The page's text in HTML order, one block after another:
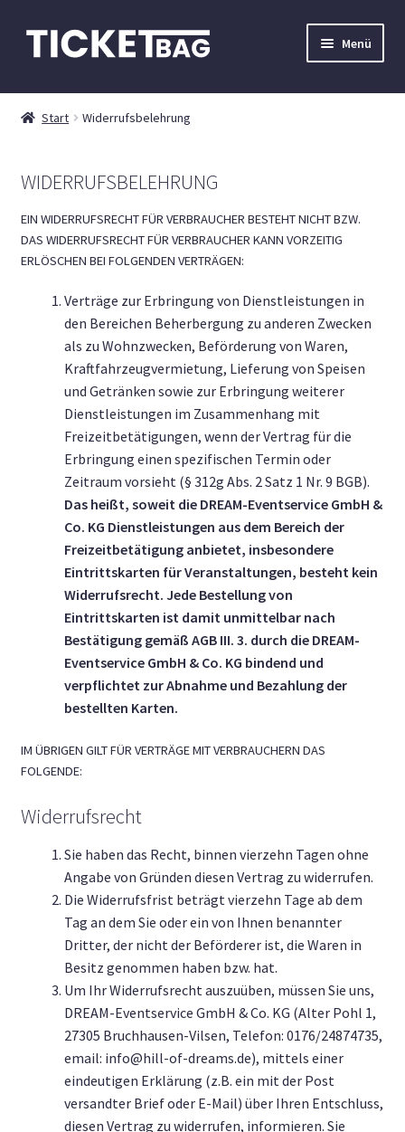
Zur
Navigation
Zum
Inhalt
Menü
Events
Kontakt
Start Widerrufsbelehrung
WIDERRUFSBELEHRUNG
EIN WIDERRUFSRECHT FÜR VERBRAUCHER BESTEHT NICHT BZW.
DAS WIDERRUFSRECHT FÜR VERBRAUCHER KANN VORZEITIG
ERLÖSCHEN BEI FOLGENDEN VERTRÄGEN:
Verträge zur Erbringung von Dienstleistungen in
den Bereichen Beherbergung zu anderen Zwecken
als zu Wohnzwecken, Beförderung von Waren,
Kraftfahrzeugvermietung, Lieferung von Speisen
und Getränken sowie zur Erbringung weiterer
Dienstleistungen im Zusammenhang mit
Freizeitbetätigungen, wenn der Vertrag für die
Erbringung einen spezifischen Termin oder
Zeitraum vorsieht (§ 312g Abs. 2 Satz 1 Nr. 9 BGB).
Das heißt, soweit die DREAM-Eventservice GmbH &
Co. KG Dienstleistungen aus dem Bereich der
Freizeitbetätigung anbietet, insbesondere
Eintrittskarten für Veranstaltungen, besteht kein
Widerrufsrecht. Jede Bestellung von
Eintrittskarten ist damit unmittelbar nach
Bestätigung gemäß AGB III. 3. durch die DREAM-
Eventservice GmbH & Co. KG bindend und
verpflichtet zur Abnahme und Bezahlung der
bestellten Karten.
IM ÜBRIGEN GILT FÜR VERTRÄGE MIT VERBRAUCHERN DAS
FOLGENDE:
Widerrufsrecht
Sie haben das Recht, binnen vierzehn Tagen ohne
Angabe von Gründen diesen Vertrag zu widerrufen.
Die Widerrufsfrist beträgt vierzehn Tage ab dem
Tag an dem Sie oder ein von Ihnen benannter
Dritter, der nicht der Beförderer ist, die Waren in
Besitz genommen haben bzw. hat.
Um Ihr Widerrufsrecht auszuüben, müssen Sie uns,
DREAM-Eventservice GmbH & Co. KG (Alter Pohl 1,
27305 Bruchhausen-Vilsen, Telefon: 0176/24874735,
email: info@hill-of-dreams.de), mittels einer
eindeutigen Erklärung (z.B. ein mit der Post
versandter Brief oder E-Mail) über Ihren Entschluss,
diesen Vertrag zu widerrufen, informieren. Sie